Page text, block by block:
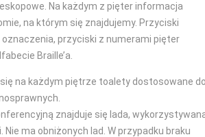
Na każdym z pięter informacja
na którym się znajdujemy. Przyciski
oznaczenia, przyciski z numerami pięter
Braille’a.
na każdym piętrze toalety dostosowane
znajduje się lada,
ma obniżonych lad. W przypadku braku